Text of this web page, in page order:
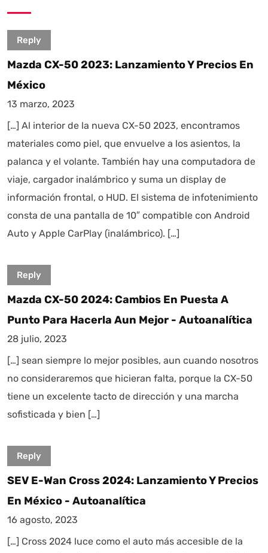
Reply
Mazda CX-50 2023: Lanzamiento Y Precios En
México
13 marzo, 2023
[…] Al interior de la nueva CX-50 2023, encontramos
materiales como piel, que envuelve a los asientos, la
palanca y el volante. También hay una computadora de
viaje, cargador inalámbrico y suma un display de
información frontal, o HUD. El sistema de infotenimiento
consta de una pantalla de 10″ compatible con Android
Auto y Apple CarPlay (inalámbrico). […]
Reply
Mazda CX-50 2024: Cambios En Puesta A
Punto Para Hacerla Aun Mejor - Autoanalítica
28 julio, 2023
[…] sean siempre lo mejor posibles, aun cuando nosotros
no consideraremos que hicieran falta, porque la CX-50
tiene un excelente tacto de dirección y una marcha
sofisticada y bien […]
Reply
SEV E-Wan Cross 2024: Lanzamiento Y Precios
En México - Autoanalítica
16 agosto, 2023
[…] Cross 2024 luce como el auto más accesible de la